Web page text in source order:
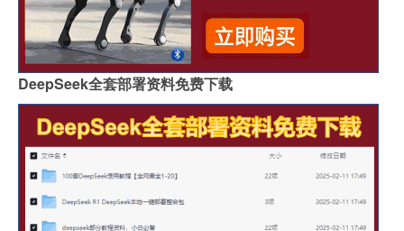
DeepSeek全套部署资料免费下载